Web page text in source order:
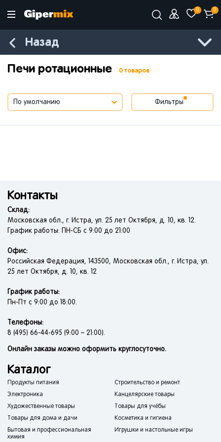
0 0
Назад
Печи ротационные 0 товаров
Фильтры
Контакты
Склад:
Московская обл., г. Истра, ул. 25 лет Октября, д. 10, кв. 12.
График работы: ПН-СБ с 9:00 до 21:00
Офис:
Российская Федерация, 143500, Московская обл., г. Истра, ул.
25 лет Октября, д. 10, кв. 12
График работы:
Пн-Пт с 9:00 до 18:00.
Телефоны:
8 (495) 66-44-695 (9:00 – 21:00).
Онлайн заказы можно оформить круглосуточно.
Каталог
Продукты питания
Строительство и ремонт
Электроника
Канцелярские товары
Художественные товары
Товары для учёбы
Товары для дома и дачи
Косметика и гигиена
Бытовая и профессиональная
химия
Игрушки и настольные игры